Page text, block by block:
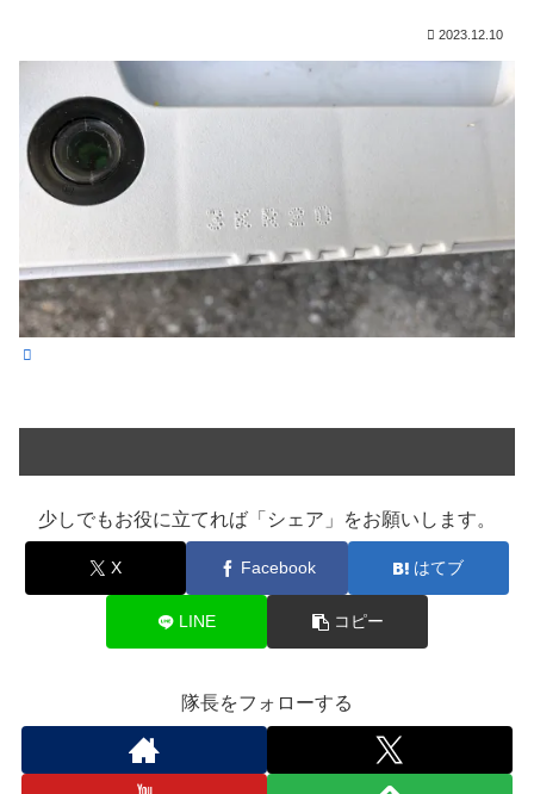
2023.12.10
少しでもお役に立てれば「シェア」をお願いします。
X Facebook はてブ
LINE コピー
隊長をフォローする